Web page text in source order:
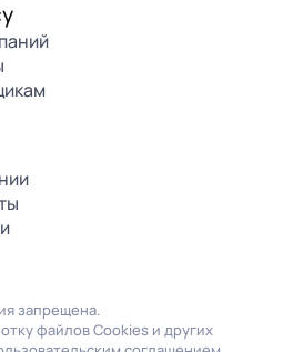
запрещена.
файлов Cookies и других